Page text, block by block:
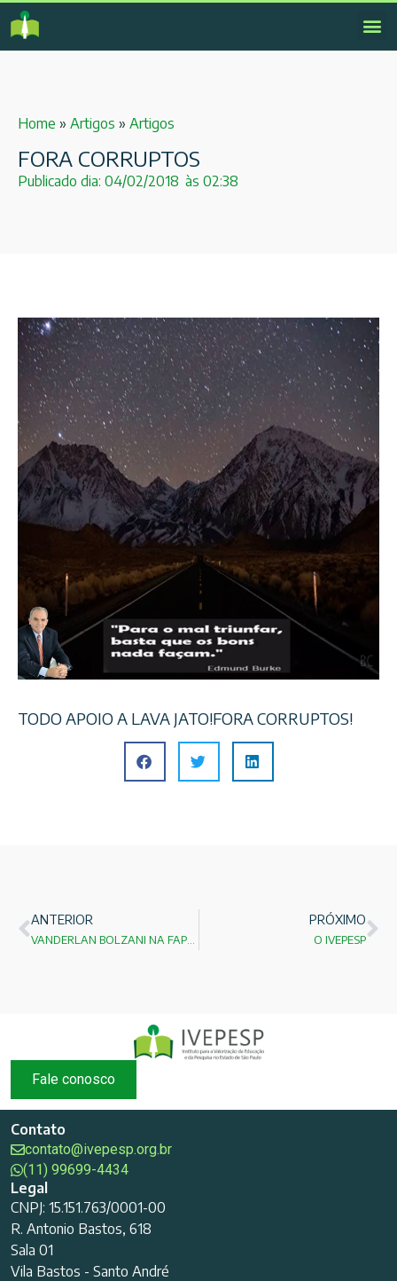
Home » Artigos » Artigos
FORA CORRUPTOS
Publicado dia: 04/02/2018 às 02:38
TODO APOIO A LAVA JATO!FORA CORRUPTOS!
ANTERIOR PRÓXIMO
O IVEPESP
Fale conosco
Contato
contato@ivepesp.org.br
(11) 99699-4434
Legal
CNPJ: 15.151.763/0001-00
R. Antonio Bastos, 618
Sala 01
Vila Bastos - Santo André